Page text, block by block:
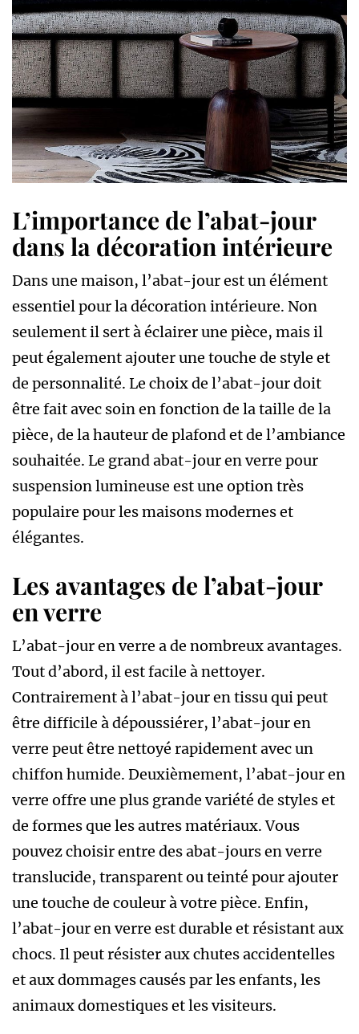
L’importance de l’abat-jour
dans la décoration intérieure
Dans une maison, l’abat-jour est un élément
essentiel pour la décoration intérieure. Non
seulement il sert à éclairer une pièce, mais il
peut également ajouter une touche de style et
de personnalité. Le choix de l’abat-jour doit
être fait avec soin en fonction de la taille de la
pièce, de la hauteur de plafond et de l’ambiance
souhaitée. Le grand abat-jour en verre pour
suspension lumineuse est une option très
populaire pour les maisons modernes et
élégantes.
Les avantages de l’abat-jour
en verre
L’abat-jour en verre a de nombreux avantages.
Tout d’abord, il est facile à nettoyer.
Contrairement à l’abat-jour en tissu qui peut
être difficile à dépoussiérer, l’abat-jour en
verre peut être nettoyé rapidement avec un
chiffon humide. Deuxièmement, l’abat-jour en
verre offre une plus grande variété de styles et
de formes que les autres matériaux. Vous
pouvez choisir entre des abat-jours en verre
translucide, transparent ou teinté pour ajouter
une touche de couleur à votre pièce. Enfin,
l’abat-jour en verre est durable et résistant aux
chocs. Il peut résister aux chutes accidentelles
et aux dommages causés par les enfants, les
animaux domestiques et les visiteurs.